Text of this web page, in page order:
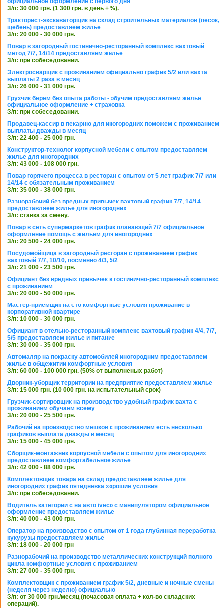
официальное оформление с первого дня
З/п: 30 000 грн. (1 300 грн. в день + %).
Тракторист-экскаваторщик на склад строительных материалов (песок,
щебень) предоставляем жилье
З/п: 20 000 - 30 000 грн.
Повар в загородный гостинично-ресторанный комплекс вахтовый
метод 7/7, 14/14 предоставляем жилье
З/п: при собеседовании.
Электросварщик с проживанием официально график 5/2 или вахта
выплаты 2 раза в месяц
З/п: 26 000 - 31 000 грн.
Грузчик берем без опыта работы - обучим предоставляем жилье
официальное оформление + страховка
З/п: при собеседовании.
Продавец-кассир в пекарню для иногородних поможем с проживанием
выплаты дважды в месяц
З/п: 22 400 - 25 000 грн.
Конструктор-технолог корпусной мебели с опытом предоставляем
жилье для иногородних
З/п: 43 000 - 108 000 грн.
Повар горячего процесса в ресторан с опытом от 5 лет график 7/7 или
14/14 с обязательным проживанием
З/п: 35 000 - 38 000 грн.
Разнорабочий без вредных привычек вахтовый график 7/7, 14/14
предоставляем жилье для иногородних
З/п: ставка за смену.
Повар в сеть супермаркетов график плавающий 7/7 официальное
оформление помощь с жильем для иногородних
З/п: 20 500 - 24 000 грн.
Посудомойщица в загородный ресторан с проживанием график
вахтовый 7/7, 10/10, посменно 4/3, 5/2
З/п: 21 000 - 23 500 грн.
Официант без вредных привычек в гостинично-ресторанный комплекс
с проживанием
З/п: 20 000 - 50 000 грн.
Мастер-приемщик на сто комфортные условия проживание в
корпоративной квартире
З/п: 10 000 - 30 000 грн.
Официант в отельно-ресторанный комплекс вахтовый график 4/4, 7/7,
5/5 предоставляем жилье и питание
З/п: 30 000 - 35 000 грн.
Автомаляр на покраску автомобилей иногородним предоставляем
жилье в общежитии комфортные условия
З/п: 60 000 - 100 000 грн. (50% от выполненых работ)
Дворник-уборщик территории на предприятие предоставляем жилье
З/п: 15 000 грн. (10 000 грн. на испытательный срок)
Грузчик-сортировщик на производство удобный график вахта с
проживанием обучаем всему
З/п: 20 000 - 25 500 грн.
Рабочий на производство мешков с проживанием есть несколько
графиков выплата дважды в месяц
З/п: 15 000 - 45 000 грн.
Сборщик-монтажник корпусной мебели с опытом для иногородних
предоставляем комфортабельное жилье
З/п: 42 000 - 88 000 грн.
Комплектовщик товара на склад предоставляем жилье для
иногородних график пятидневка хорошие условия
З/п: при собеседовании.
Водитель категории с на авто iveco с манипулятором официальное
оформление предоставляем жилье
З/п: 40 000 - 43 000 грн.
Оператор на производство с опытом от 1 года глубинная переработка
кукурузы предоставляем жилье
З/п: 18 000 - 20 000 грн
Разнорабочий на производство металлических конструкций полного
цикла комфортные условия с проживанием
З/п: 27 000 - 35 000 грн.
Комплектовщик с проживанием график 5/2, дневные и ночные смены
(неделя через неделю) официально
З/п: от 30 000 грн./месяц (почасовая оплата + кол-во складских
операций).